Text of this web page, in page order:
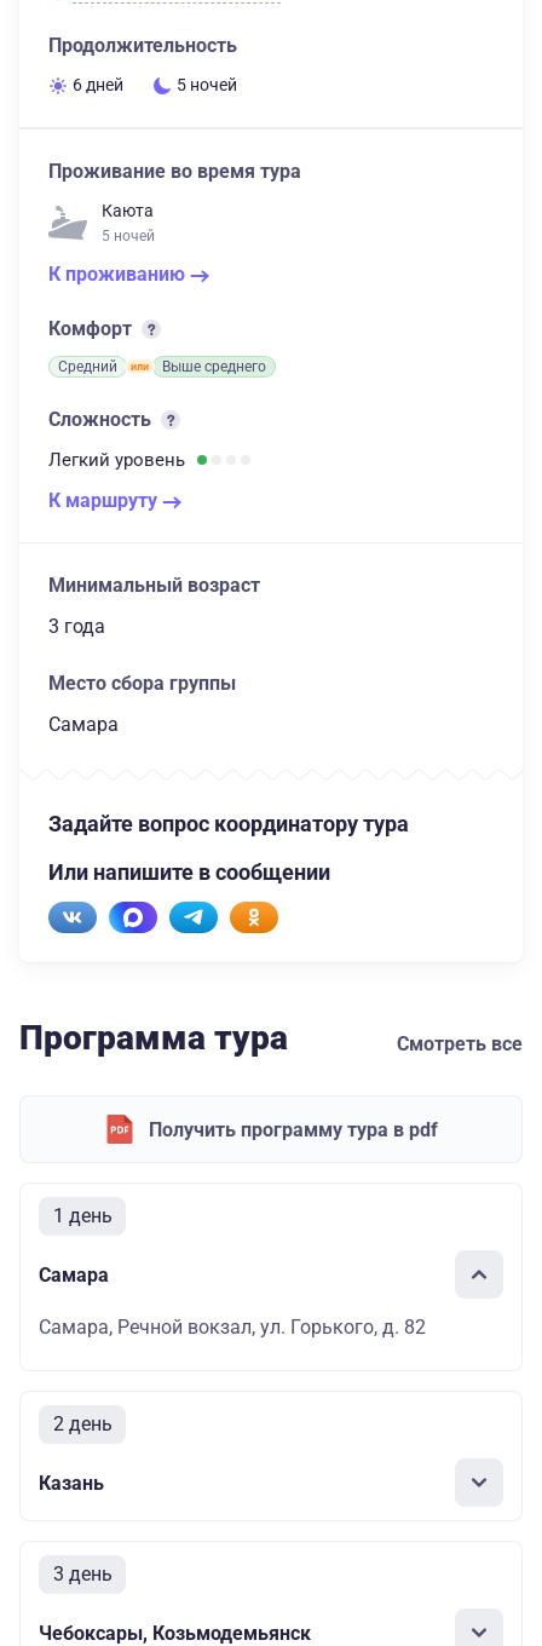
Продолжительность
6 дней 5 ночей
Проживание во время тура
Каюта
5 ночей
К проживанию
Комфорт
Средний Выше среднего
Сложность
Легкий уровень
К маршруту
Минимальный возраст
3 года
Место сбора группы
Самара
Задайте вопрос координатору тура
Или напишите в сообщении
Программа тура Смотреть все
Получить программу тура в pdf
1 день
Самара
Самара, Речной вокзал, ул. Горького, д. 82
2 день
Казань
3 день
Чебоксары, Козьмодемьянск